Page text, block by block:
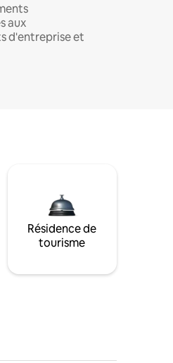
aux
d'entreprise et
Résidence de
tourisme